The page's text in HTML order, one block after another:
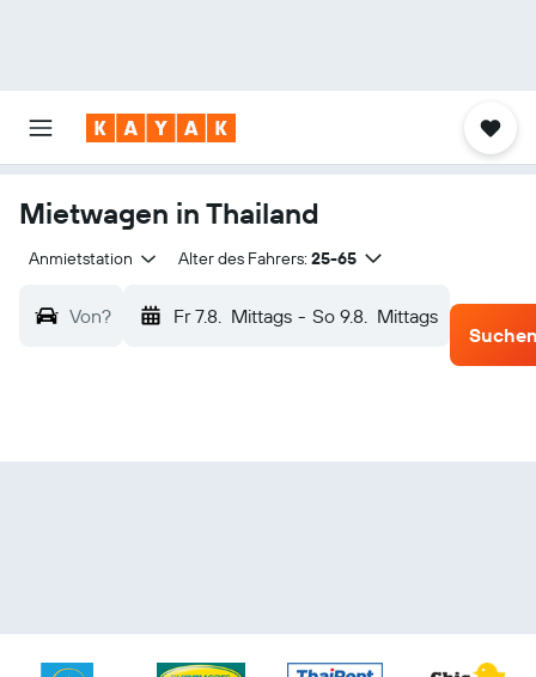
Mietwagen in Thailand
Anmietstation Alter des Fahrers: 25-65
Von? Fr 7.8. Mittags - So 9.8. Mittags
Suchen